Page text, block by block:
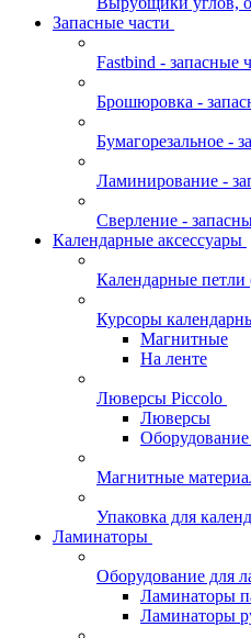
Запасные части
Fastbind - запасные
Брошюровка -
Бумагорезальное -
Ламинирование -
Сверление -
Календарные аксессуары
Календарные петли
Курсоры
Магнитные
На ленте
Люверсы Piccolo
Люверсы
Магнитные
Упаковка для
Ламинаторы
Оборудование для
Ламинаторы
Ламинаторы